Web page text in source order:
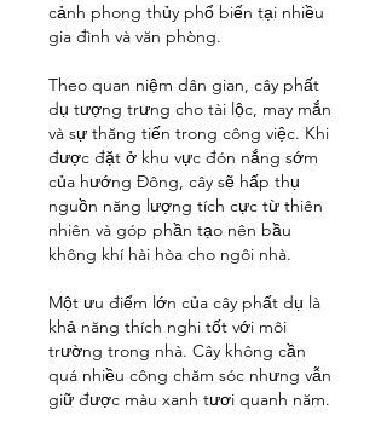
cảnh phong thủy phổ biến tại nhiều
gia đình và văn phòng.
Theo quan niệm dân gian, cây phất
dụ tượng trưng cho tài lộc, may mắn
và sự thăng tiến trong công việc. Khi
được đặt ở khu vực đón nắng sớm
của hướng Đông, cây sẽ hấp thụ
nguồn năng lượng tích cực từ thiên
nhiên và góp phần tạo nên bầu
không khí hài hòa cho ngôi nhà.
Một ưu điểm lớn của cây phất dụ là
khả năng thích nghi tốt với môi
trường trong nhà. Cây không cần
quá nhiều công chăm sóc nhưng vẫn
giữ được màu xanh tươi quanh năm.